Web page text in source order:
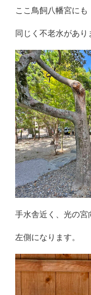
ここ鳥飼八幡宮にも
同じく不老水があり
手水舎近く、光の宮
左側になります。